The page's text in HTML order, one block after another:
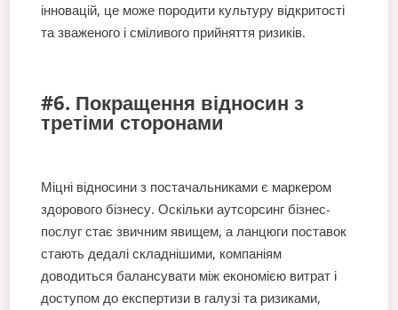
інновацій, це може породити культуру відкритості
та зваженого і сміливого прийняття ризиків.
#6. Покращення відносин з
третіми сторонами
Міцні відносини з постачальниками є маркером
здорового бізнесу. Оскільки аутсорсинг бізнес-
послуг стає звичним явищем, а ланцюги поставок
стають дедалі складнішими, компаніям
доводиться балансувати між економією витрат і
доступом до експертизи в галузі та ризиками,